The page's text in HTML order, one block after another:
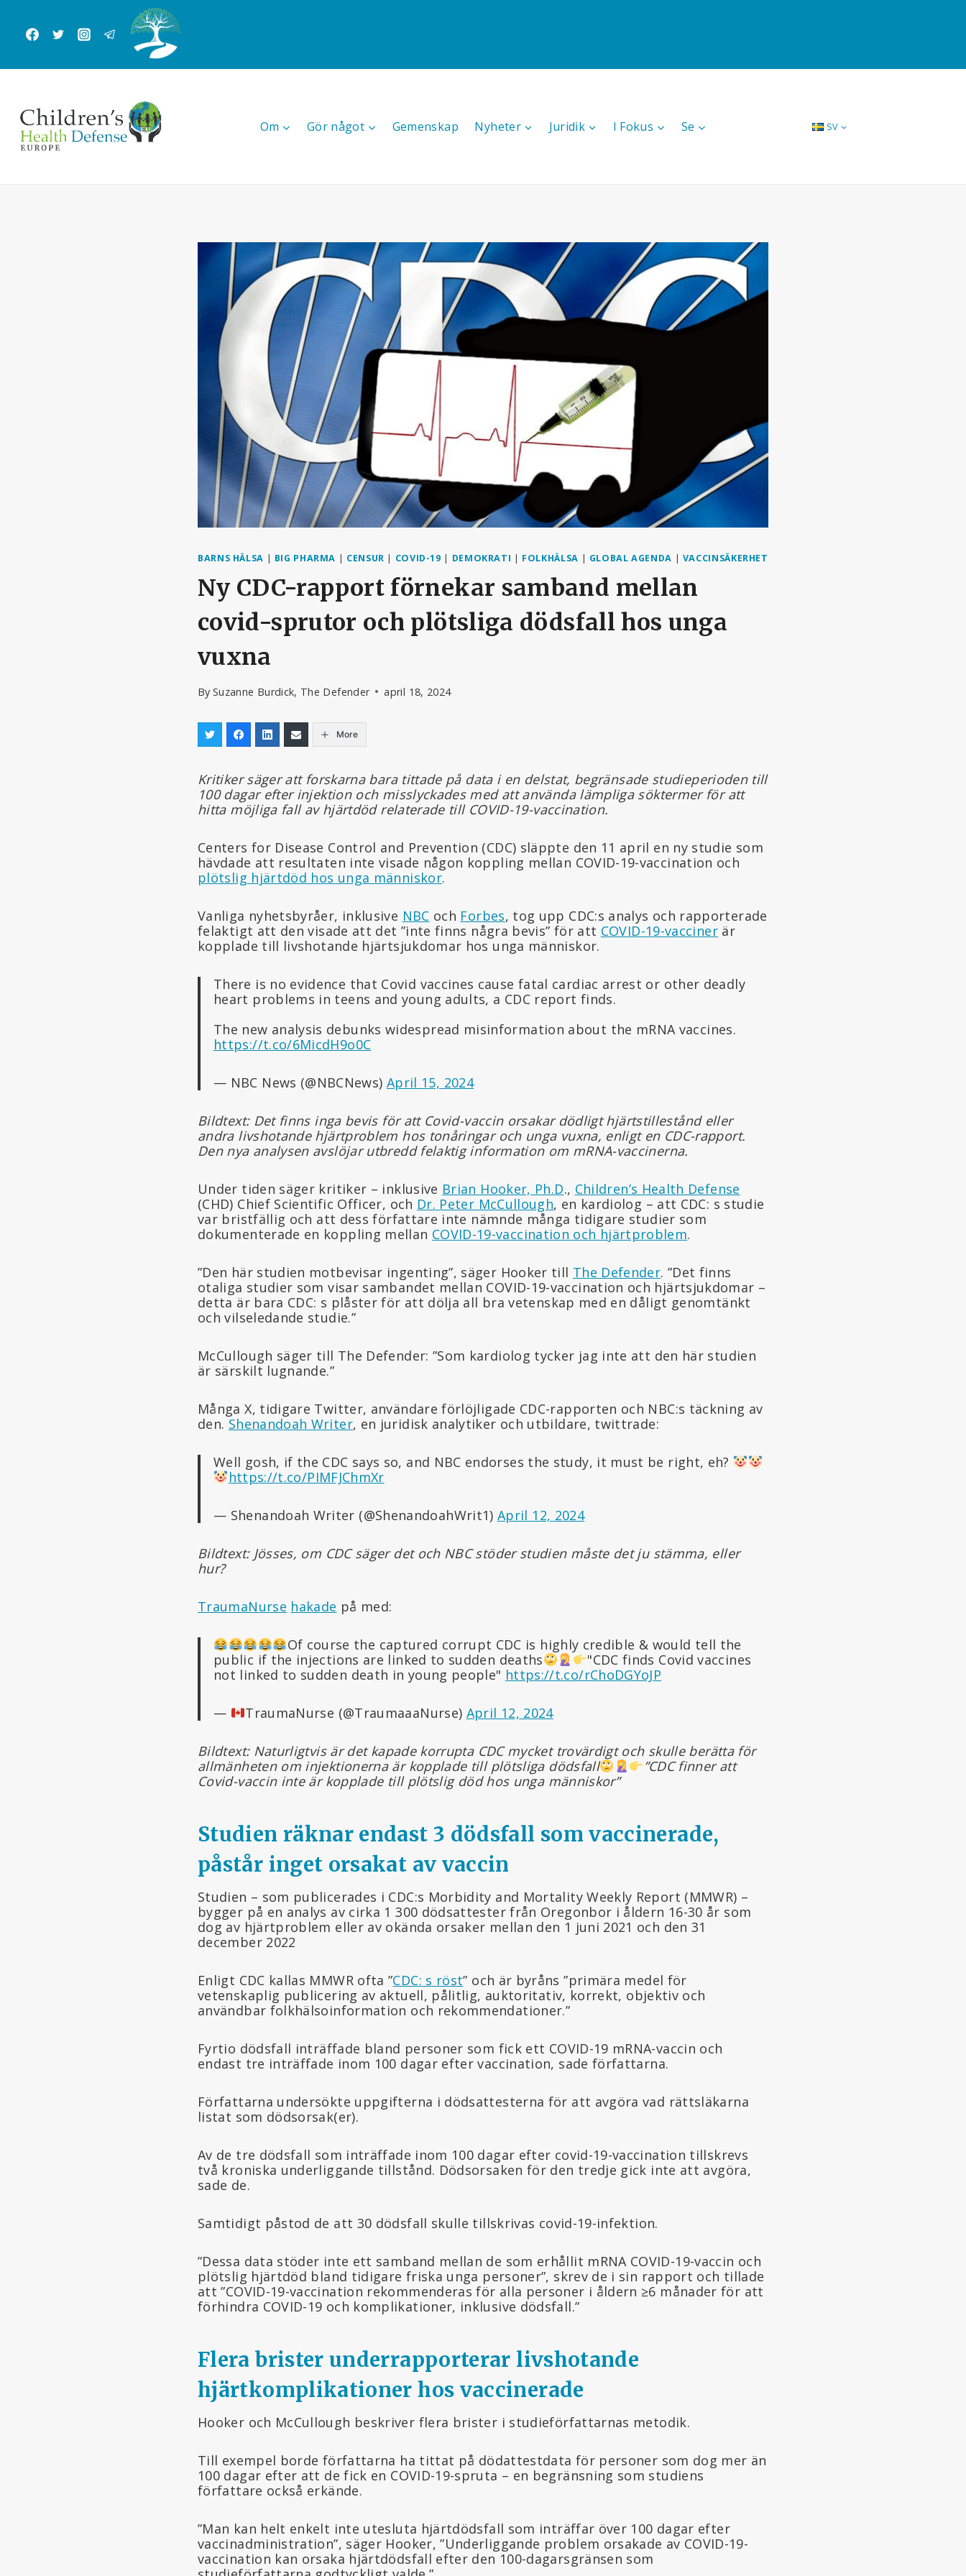
content
Om Gör något Gemenskap Nyheter Juridik I Fokus Se SV
BARNS HÄLSA | BIG PHARMA | CENSUR | COVID-19 | DEMOKRATI | FOLKHÄLSA | GLOBAL AGENDA | VACCINSÄKERHET
Ny CDC-rapport förnekar samband mellan
covid-sprutor och plötsliga dödsfall hos unga
vuxna
By Suzanne Burdick, The Defender april 18, 2024
More
Kritiker säger att forskarna bara tittade på data i en delstat, begränsade studieperioden till
100 dagar efter injektion och misslyckades med att använda lämpliga söktermer för att
hitta möjliga fall av hjärtdöd relaterade till COVID-19-vaccination.
Centers for Disease Control and Prevention (CDC) släppte den 11 april en ny studie som
hävdade att resultaten inte visade någon koppling mellan COVID-19-vaccination och
plötslig hjärtdöd hos unga människor.
Vanliga nyhetsbyråer, inklusive NBC och Forbes, tog upp CDC:s analys och rapporterade
felaktigt att den visade att det ”inte finns några bevis” för att COVID-19-vaccinerär
kopplade till livshotande hjärtsjukdomar hos unga människor.
There is no evidence that Covid vaccines cause fatal cardiac arrest or other deadly
heart problems in teens and young adults, a CDC report finds.
The new analysis debunks widespread misinformation about the mRNA vaccines.
https://t.co/6MicdH9o0C
— NBC News (@NBCNews) April 15, 2024
Bildtext: Det finns inga bevis för att Covid-vaccin orsakar dödligt hjärtstillestånd eller
andra livshotande hjärtproblem hos tonåringar och unga vuxna, enligt en CDC-rapport.
Den nya analysen avslöjar utbredd felaktig information om mRNA-vaccinerna.
Under tiden säger kritiker – inklusive Brian Hooker, Ph.D., Children’s Health Defense
(CHD) Chief Scientific Officer, och Dr. Peter McCullough, en kardiolog – att CDC: s studie
var bristfällig och att dess författare inte nämnde många tidigare studier som
dokumenterade en koppling mellan COVID-19-vaccination och hjärtproblem.
”Den här studien motbevisar ingenting”, säger Hooker till The Defender. ”Det finns
otaliga studier som visar sambandet mellan COVID-19-vaccination och hjärtsjukdomar –
detta är bara CDC: s plåster för att dölja all bra vetenskap med en dåligt genomtänkt
och vilseledande studie.”
McCullough säger till The Defender: ”Som kardiolog tycker jag inte att den här studien
är särskilt lugnande.”
Många X, tidigare Twitter, användare förlöjligade CDC-rapporten och NBC:s täckning av
den. Shenandoah Writer, en juridisk analytiker och utbildare, twittrade:
Well gosh, if the CDC says so, and NBC endorses the study, it must be right, eh?
https://t.co/PIMFJChmXr
— Shenandoah Writer (@ShenandoahWrit1)April 12, 2024
Bildtext: Jösses, om CDC säger det och NBC stöder studien måste det ju stämma, eller
hur?
TraumaNurse hakade på med:
Of course the captured corrupt CDC is highly credible & would tell the
public if the injections are linked to sudden deaths
"CDC finds Covid vaccines
not linked to sudden death in young people" https://t.co/rChoDGYoJP
— TraumaNurse (@TraumaaaNurse) April 12, 2024
Bildtext: Naturligtvis är det kapade korrupta CDC mycket trovärdigt och skulle berätta för
allmänheten om injektionerna är kopplade till plötsliga dödsfall
”CDC finner att
Covid-vaccin inte är kopplade till plötslig död hos unga människor”
Studien räknar endast 3 dödsfall som vaccinerade,
påstår inget orsakat av vaccin
Studien – som publicerades i CDC:s Morbidity and Mortality Weekly Report (MMWR) –
bygger på en analys av cirka 1 300 dödsattester från Oregonbor i åldern 16-30 år som
dog av hjärtproblem eller av okända orsaker mellan den 1 juni 2021 och den 31
december 2022
Enligt CDC kallas MMWR ofta ”CDC: s röst” och är byråns ”primära medel för
vetenskaplig publicering av aktuell, pålitlig, auktoritativ, korrekt, objektiv och
användbar folkhälsoinformation och rekommendationer.”
Fyrtio dödsfall inträffade bland personer som fick ett COVID-19 mRNA-vaccin och
endast tre inträffade inom 100 dagar efter vaccination, sade författarna.
Författarna undersökte uppgifterna i dödsattesterna för att avgöra vad rättsläkarna
listat som dödsorsak(er).
Av de tre dödsfall som inträffade inom 100 dagar efter covid-19-vaccination tillskrevs
två kroniska underliggande tillstånd. Dödsorsaken för den tredje gick inte att avgöra,
sade de.
Samtidigt påstod de att 30 dödsfall skulle tillskrivas covid-19-infektion.
”Dessa data stöder inte ett samband mellan de som erhållit mRNA COVID-19-vaccin och
plötslig hjärtdöd bland tidigare friska unga personer”, skrev de i sin rapport och tillade
att ”COVID-19-vaccination rekommenderas för alla personer i åldern ≥6 månader för att
förhindra COVID-19 och komplikationer, inklusive dödsfall.”
Flera brister underrapporterar livshotande
hjärtkomplikationer hos vaccinerade
Hooker och McCullough beskriver flera brister i studieförfattarnas metodik.
Till exempel borde författarna ha tittat på dödattestdata för personer som dog mer än
100 dagar efter att de fick en COVID-19-spruta – en begränsning som studiens
författare också erkände.
”Man kan helt enkelt inte utesluta hjärtdödsfall som inträffar över 100 dagar efter
vaccinadministration”, säger Hooker, ”Underliggande problem orsakade av COVID-19-
vaccination kan orsaka hjärtdödsfall efter den 100-dagarsgränsen som